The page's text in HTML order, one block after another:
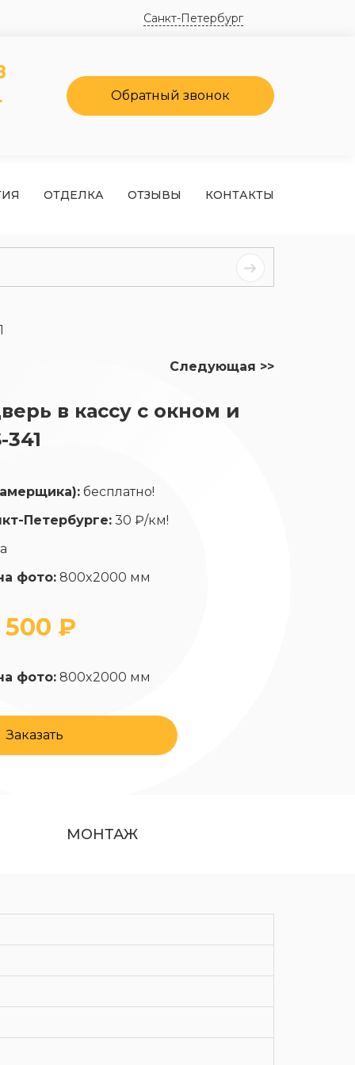
Санкт-Петербург
Обратный звонок
ОТДЕЛКА ОТЗЫВЫ КОНТАКТЫ
Следующая >>
в кассу с окном и
341
бесплатно!
Петербурге: 30 ₽/км!
фото: 800x2000 мм
500 ₽
фото: 800x2000 мм
Заказать
МОНТАЖ